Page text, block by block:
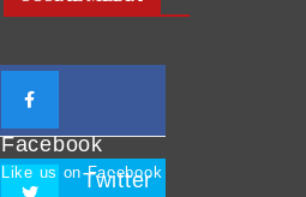
Facebook
Like us on Facebook
Twitter